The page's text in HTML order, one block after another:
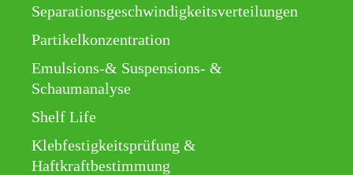
überspringen
Separationsgeschwindigkeitsverteilungen
Partikelkonzentration
Emulsions-& Suspensions- &
Schaumanalyse
Shelf Life
Klebfestigkeitsprüfung &
Haftkraftbestimmung